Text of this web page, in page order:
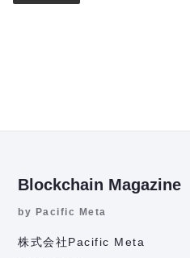
Blockchain Magazine
by Pacific Meta
株式会社Pacific Meta